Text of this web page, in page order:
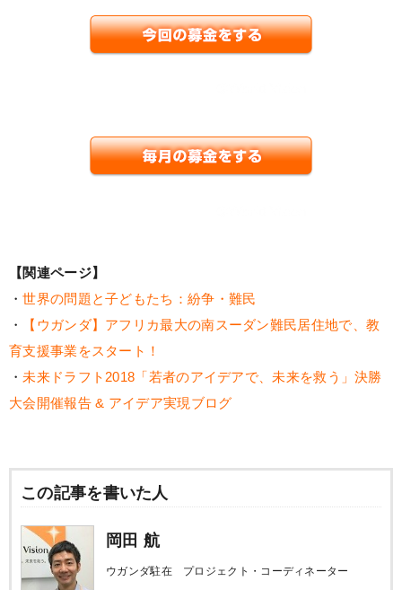
【関連ページ】
・世界の問題と子どもたち：紛争・難民
・
【ウガンダ】アフリカ最大の南スーダン難民居住地で、教
育支援事業をスタート！
・未来ドラフト2018「若者のアイデアで、未来を救う」決勝
大会開催報告 & アイデア実現ブログ
この記事を書いた人
岡田 航
ウガンダ駐在 プロジェクト・コーディネーター